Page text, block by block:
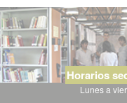
Horarios
Lunes a